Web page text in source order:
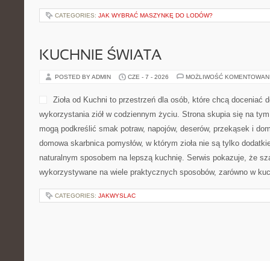
CATEGORIES: JAK WYBRAĆ MASZYNKĘ DO LODÓW?
KUCHNIE ŚWIATA
POSTED BY ADMIN CZE - 7 - 2026 MOŻLIWOŚĆ
Zioła od Kuchni to przestrzeń dla osób, które chcą doceniać
wykorzystania ziół w codziennym życiu. Strona skupia się na
mogą podkreślić smak potraw, napojów, deserów, przekąsek i
domowa skarbnica pomysłów, w którym zioła nie są tylko
naturalnym sposobem na lepszą kuchnię. Serwis pokazuje, że
wykorzystywane na wiele praktycznych sposobów, zarówno w
CATEGORIES: JAKWYSLAC